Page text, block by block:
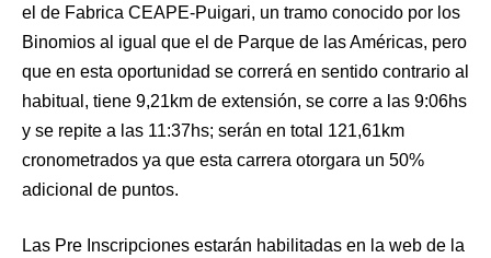
el de Fabrica CEAPE-Puigari, un tramo conocido por los
Binomios al igual que el de Parque de las Américas, pero
que en esta oportunidad se correrá en sentido contrario al
habitual, tiene 9,21km de extensión, se corre a las 9:06hs
y se repite a las 11:37hs; serán en total 121,61km
cronometrados ya que esta carrera otorgara un 50%
adicional de puntos.
Las Pre Inscripciones estarán habilitadas en la web de la